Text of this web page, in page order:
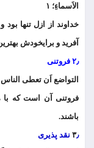
الاَسماءِ؛ ۱
خداوند از ازل تنها
آفرید و برایخودش
۲٫ فروتنی
التواضع اَن تعطی
فروتنی آن است که با
باشند.
۳٫ نقد پذیری